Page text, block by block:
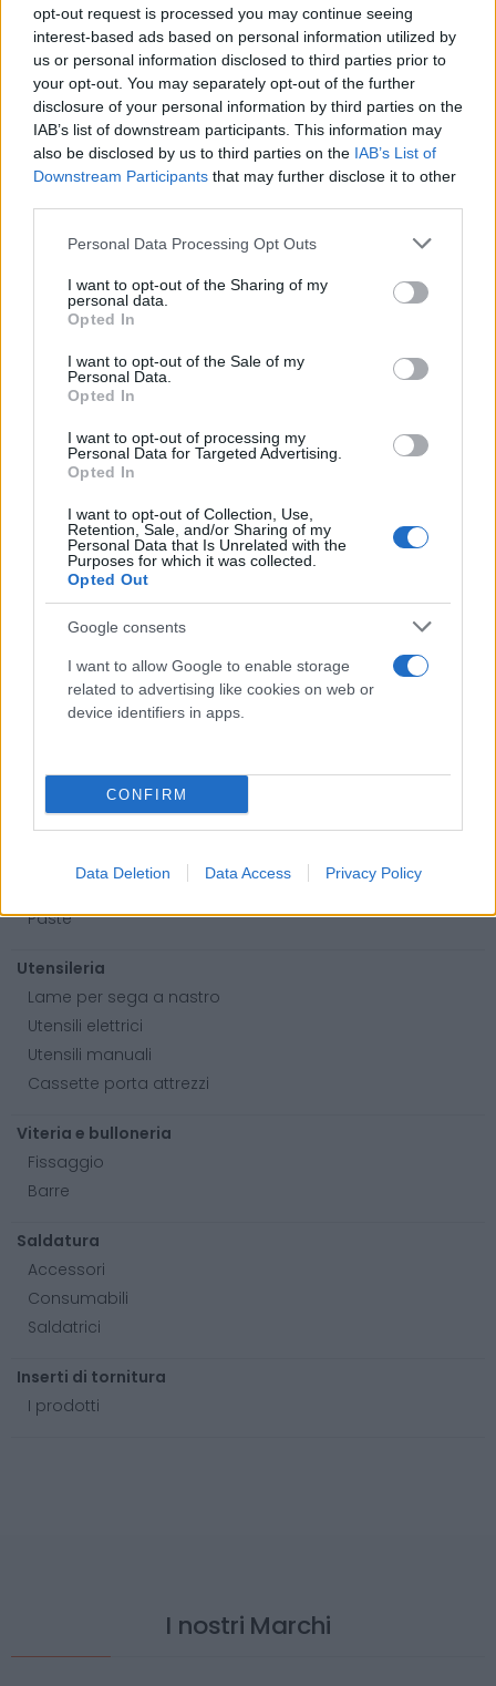
opt-out request is processed you may continue seeing
interest-based ads based on personal information utilized by
us or personal information disclosed to third parties prior to
your opt-out. You may separately opt-out of the further
disclosure of your personal information by third parties on the
IAB’s list of downstream participants. This information may
also be disclosed by us to third parties on the IAB’s List of
Downstream Participants that may further disclose it to other
Please note that this website/app uses one or more Google
not limited to your visit or usage behaviour. You may click to
grant or deny consent to Google and its third-party tags to
use your data for below specified purposes in below Google
consent section.
Personal Data Processing Opt Outs
I want to opt-out of the Sharing of my
personal data.
Opted In
I want to opt-out of the Sale of my
Personal Data.
Opted In
I want to opt-out of processing my
Personal Data for Targeted Advertising.
Opted In
I want to opt-out of Collection, Use,
Retention, Sale, and/or Sharing of my
Personal Data that Is Unrelated with the
Purposes for which it was collected.
Opted Out
Google consents
I want to allow Google to enable storage
related to advertising like cookies on web or
device identifiers in apps.
CONFIRM
Data Deletion Data Access Privacy Policy
15,70 €
Supporto magnetico per torce saldatura Mig-Mag.
( 0 recensioni )
Categorie
Abrasivi
I prodotti abrasivi
Antincendio
Estintori
Antinfortunistica
Calzature
Abbigliamento
Guanti
Sicurezza, Protezione
Abbigliamento alta visibilità
Adblue
Bombolette spray
Detergente mani
Paste
Utensileria
Lame per sega a nastro
Utensili elettrici
Utensili manuali
Cassette porta attrezzi
Viteria e bulloneria
Fissaggio
Barre
Saldatura
Accessori
Consumabili
Saldatrici
Inserti di tornitura
I prodotti
I nostri Marchi